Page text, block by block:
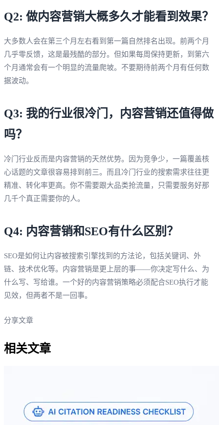
Q2: 做内容营销大概多久才能看到效果？
大多数人会在第三个月左右看到第一篇自然排名出现。前两个月
几乎零反馈，这是最残酷的部分。但如果每周保持更新，到第六
个月通常会有一个明显的流量爬坡。不要期待前两个月有任何数
据波动。
Q3: 我的行业很冷门，内容营销还值得做
吗？
冷门行业反而是内容营销的天然优势。因为竞争少，一篇覆盖核
心话题的文章很容易排到前三。而且冷门行业的搜索需求往往更
精准、转化率更高。你不需要跟大品类抢流量，只需要服务好那
几千个真正需要你的人。
Q4: 内容营销和SEO有什么区别？
SEO是如何让内容被搜索引擎找到的方法论，包括关键词、外
链、技术优化等。内容营销是更上层的事——你决定写什么、为
什么写、写给谁。一个好的内容营销策略必须配合SEO执行才能
见效，但两者不是一回事。
分享文章
相关文章